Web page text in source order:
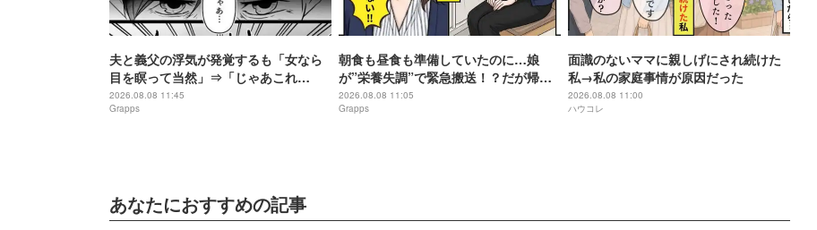
夫と義父の浮気が発覚するも「女なら
目を瞑って当然」⇒「じゃあこれ
も？」義母が見せたモノに…一瞬で真
っ青！？
2026.08.08 11:45
Grapps
朝食も昼食も準備していたのに…娘
が”栄養失調”で緊急搬送！？だが帰宅
後⇒【原因】が発覚し怒りで震えた話
2026.08.08 11:05
Grapps
面識のないママに親しげにされ続けた
私→私の家庭事情が原因だった
2026.08.08 11:00
ハウコレ
あなたにおすすめの記事